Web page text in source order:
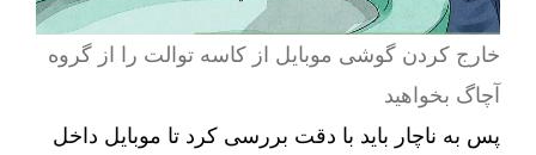
خارج کردن گوشی موبایل از کاسه توالت را از گروه
آچاگ بخواهید
پس به ناچار باید با دقت بررسی کرد تا موبایل داخل